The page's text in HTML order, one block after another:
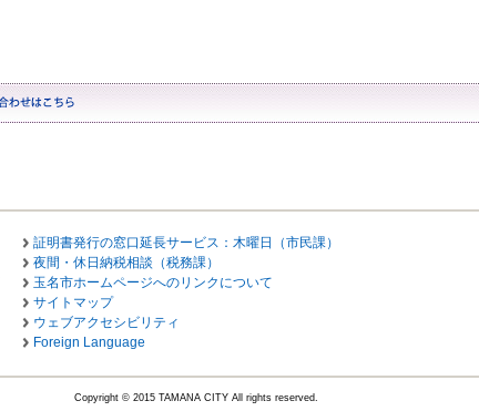
証明書発行の窓口延長サービス：木曜日（市民課）
夜間・休日納税相談（税務課）
玉名市ホームページへのリンクについて
サイトマップ
ウェブアクセシビリティ
Foreign Language
Copyright © 2015 TAMANA CITY All rights reserved.